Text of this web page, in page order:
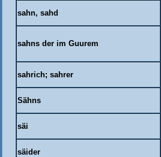
sahn, sahd
sahns der im Guurem
sahrich; sahrer
Sähns
säi
säider